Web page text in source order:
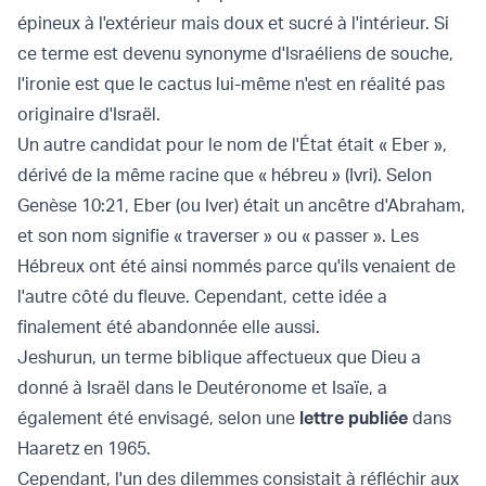
épineux à l'extérieur mais doux et sucré à l'intérieur. Si
ce terme est devenu synonyme d'Israéliens de souche,
l'ironie est que le cactus lui-même n'est en réalité pas
originaire d'Israël.
Un autre candidat pour le nom de l'État était « Eber »,
dérivé de la même racine que « hébreu » (Ivri). Selon
Genèse 10:21, Eber (ou Iver) était un ancêtre d'Abraham,
et son nom signifie « traverser » ou « passer ». Les
Hébreux ont été ainsi nommés parce qu'ils venaient de
l'autre côté du fleuve. Cependant, cette idée a
finalement été abandonnée elle aussi.
Jeshurun, un terme biblique affectueux que Dieu a
donné à Israël dans le Deutéronome et Isaïe, a
également été envisagé, selon une lettre publiée dans
Haaretz en 1965.
Cependant, l'un des dilemmes consistait à réfléchir aux